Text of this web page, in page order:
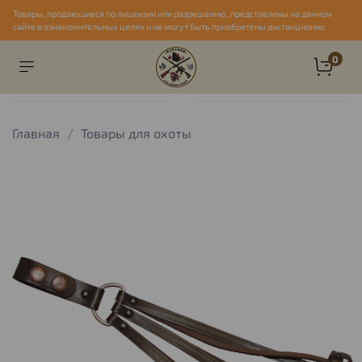
Товары, продающиеся по лицензии или разрешению, представлены на данном
сайте в ознакомительных целях и не могут быть приобретены дистанционно
0
Главная Товары для охоты